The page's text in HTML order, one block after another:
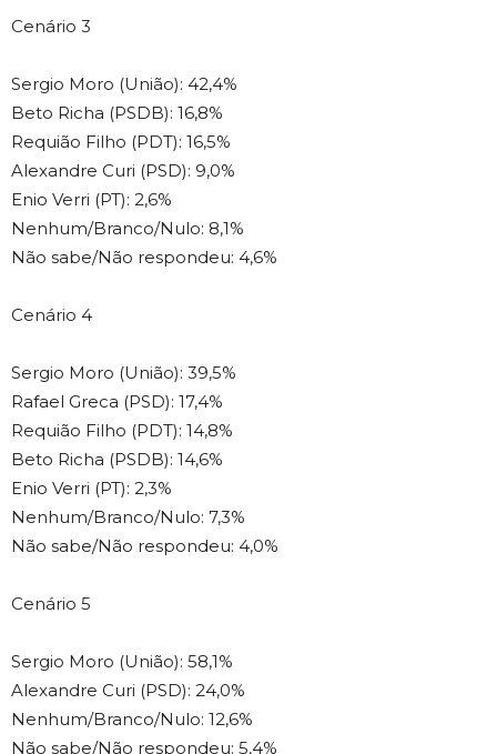
Cenário 3
Sergio Moro (União): 42,4%
Beto Richa (PSDB): 16,8%
Requião Filho (PDT): 16,5%
Alexandre Curi (PSD): 9,0%
Enio Verri (PT): 2,6%
Nenhum/Branco/Nulo: 8,1%
Não sabe/Não respondeu: 4,6%
Cenário 4
Sergio Moro (União): 39,5%
Rafael Greca (PSD): 17,4%
Requião Filho (PDT): 14,8%
Beto Richa (PSDB): 14,6%
Enio Verri (PT): 2,3%
Nenhum/Branco/Nulo: 7,3%
Não sabe/Não respondeu: 4,0%
Cenário 5
Sergio Moro (União): 58,1%
Alexandre Curi (PSD): 24,0%
Nenhum/Branco/Nulo: 12,6%
Não sabe/Não respondeu: 5,4%